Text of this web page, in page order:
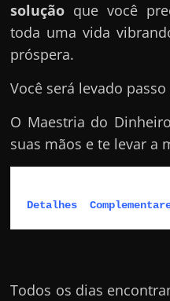
solução que você
toda uma vida
próspera.
Você será levado
O Maestria do
suas mãos e te levar a
Detalhes
Todos os dias